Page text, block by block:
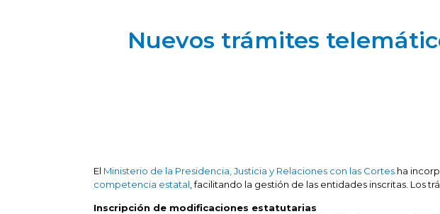
Nuevos trámites
El Ministerio de la Presidencia, Justicia y Relaciones con las Cortes ha
competencia estatal , facilitando la gestión de las entidades inscritas. Los
Inscripción de modificaciones estatutarias